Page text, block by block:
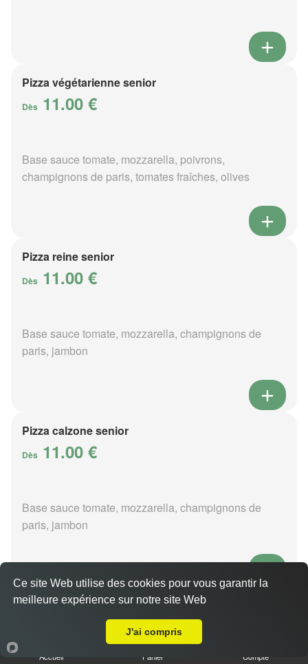
Pizza végétarienne senior
Dès 11.00 €
Base sauce tomate, mozzarella, poivrons,
champignons de paris, tomates fraîches, olives
Pizza reine senior
Dès 11.00 €
Base sauce tomate, mozzarella, champignons de
paris, jambon
Pizza calzone senior
Dès 11.00 €
Base sauce tomate, mozzarella, champignons de
paris, jambon
Pizza 4 fromages senior
Accueil Panier Compte
Ce site Web utilise des cookies pour vous garantir la
meilleure expérience sur notre site Web
J'ai compris